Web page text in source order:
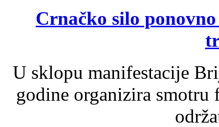
Crnačko silo
U sklopu manifestacije
godine organizira